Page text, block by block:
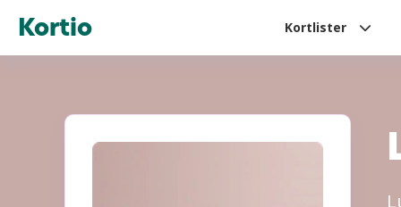
Kortio Kortlister